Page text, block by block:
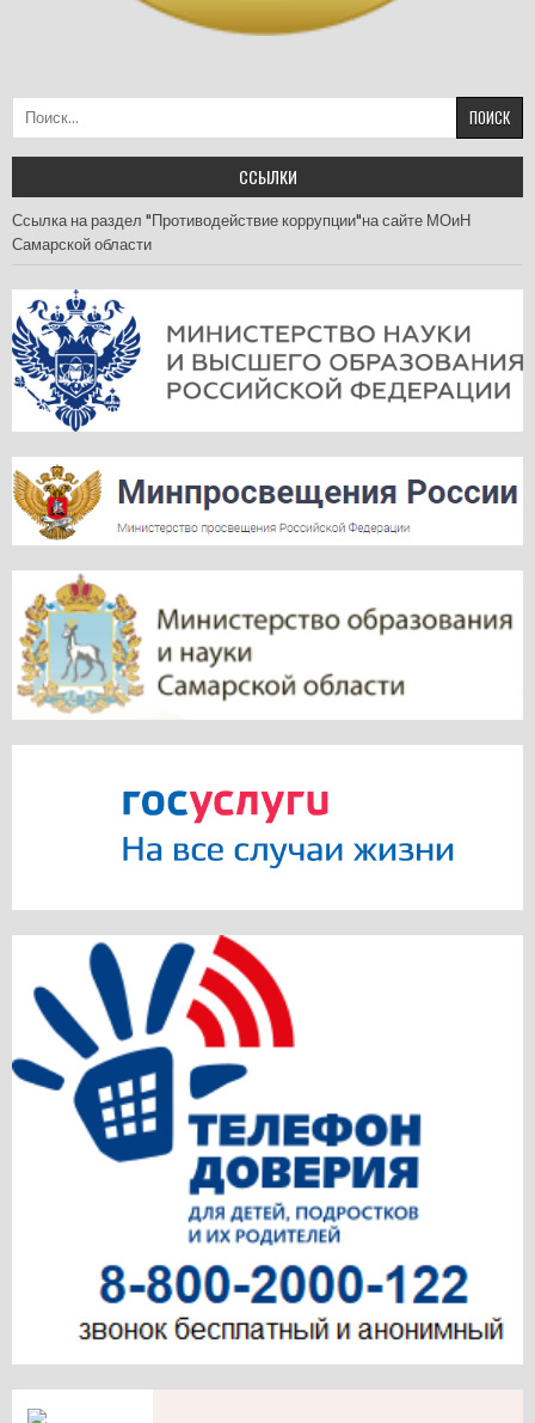
ССЫЛКИ
Ссылка на раздел "Противодействие коррупции"на сайте МОиН
Самарской области